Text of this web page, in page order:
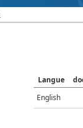
Langue
English